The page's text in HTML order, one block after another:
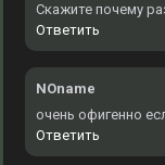
Скажите почему
Ответить
NOname
очень офигенно
Ответить